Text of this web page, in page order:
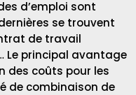
d’emploi sont
se trouvent
de travail
Le principal avantage
des coûts pour les
de combinaison de